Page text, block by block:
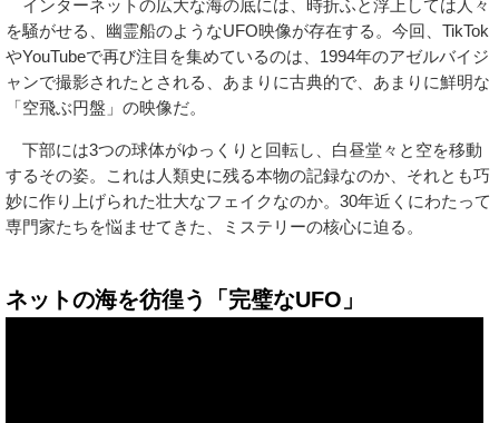
インターネットの広大な海の底には、時折ふと浮上しては人々
を騒がせる、幽霊船のようなUFO映像が存在する。今回、TikTok
やYouTubeで再び注目を集めているのは、1994年のアゼルバイジ
ャンで撮影されたとされる、あまりに古典的で、あまりに鮮明な
「空飛ぶ円盤」の映像だ。
下部には3つの球体がゆっくりと回転し、白昼堂々と空を移動
するその姿。これは人類史に残る本物の記録なのか、それとも巧
妙に作り上げられた壮大なフェイクなのか。30年近くにわたって
専門家たちを悩ませてきた、ミステリーの核心に迫る。
ネットの海を彷徨う「完璧なUFO」